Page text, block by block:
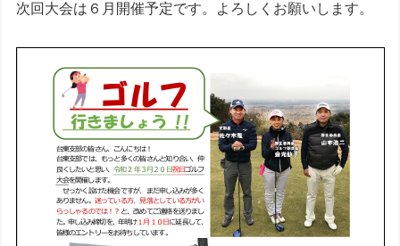
次回大会は６月開催予定です。よろしくお願いします。